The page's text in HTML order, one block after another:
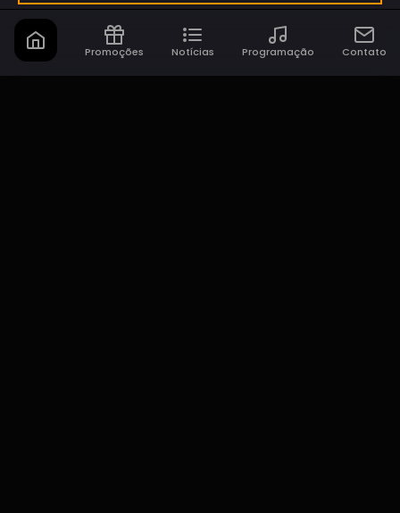
Promoções Notícias Programação Contato